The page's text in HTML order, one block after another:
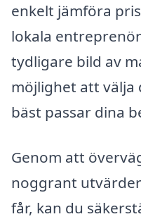
enkelt jämföra
lokala
tydligare bild av
möjlighet att välja
bäst passar dina
Genom att
noggrant
får, kan du